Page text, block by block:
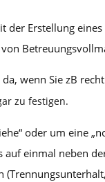
Erstellung
wenn Sie zB
zu festigen.
oder um eine
einmal neben